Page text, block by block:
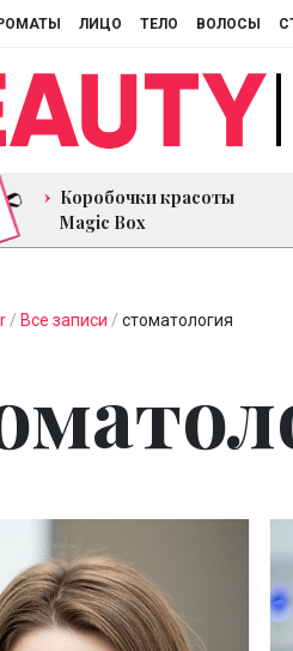
ЛИЦО ТЕЛО ВОЛОСЫ
Коробочки красоты
Magic Box
/ Все записи / стоматология